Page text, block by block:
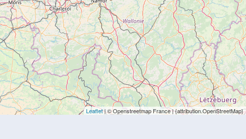
Leaflet| © Openstreetmap France | {attribution.OpenStreetMap}